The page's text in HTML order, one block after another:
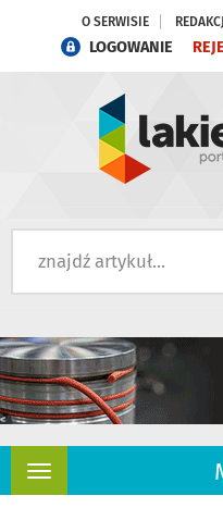
O SERWISIE
LOGOWANIE
Rozwiń